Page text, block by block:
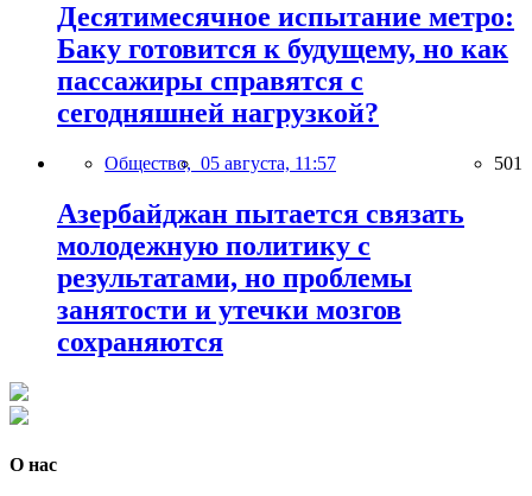
Десятимесячное испытание метро:
Баку готовится к будущему, но как
пассажиры справятся с
сегодняшней нагрузкой?
Общество, 05 августа, 11:57 501
Азербайджан пытается связать
молодежную политику с
результатами, но проблемы
занятости и утечки мозгов
сохраняются
О нас